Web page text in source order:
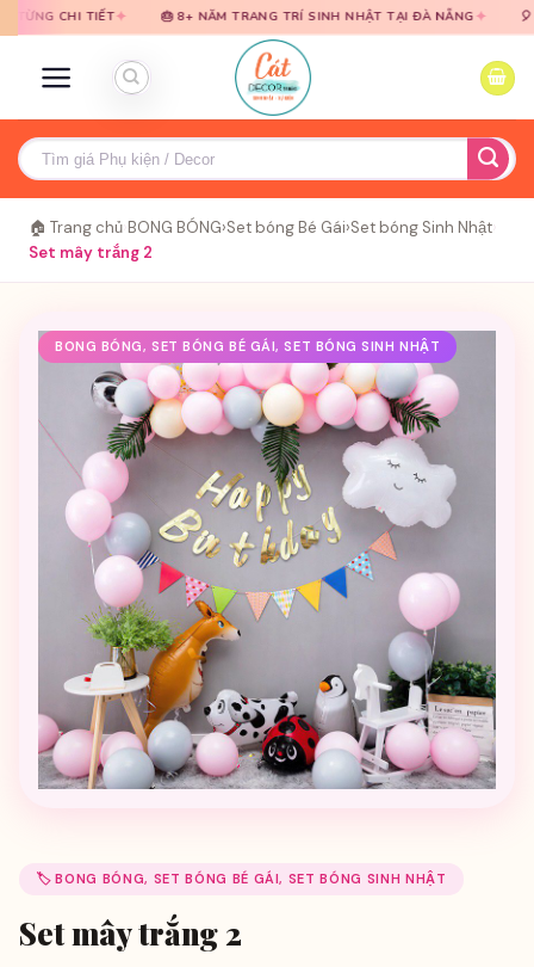
qua
qua
TIẾT✦ 🎂 8+ NĂM TRANG TRÍ SINH NHẬT TẠI ĐÀ NẴNG✦ 🎈 TƯ VẤN
Tìm
kiếm:
🏠 Trang chủ BONG BÓNG›Set bóng Bé Gái›Set bóng Sinh Nhật
Set mây trắng 2
BONG BÓNG, SET BÓNG BÉ GÁI, SET BÓNG SINH NHẬT
🏷️ BONG BÓNG, SET BÓNG BÉ GÁI, SET BÓNG SINH NHẬT
Set mây trắng 2